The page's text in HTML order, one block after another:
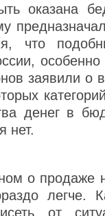
оказана
что
заявили о
денег в
нет.
о продаже
легче.
от